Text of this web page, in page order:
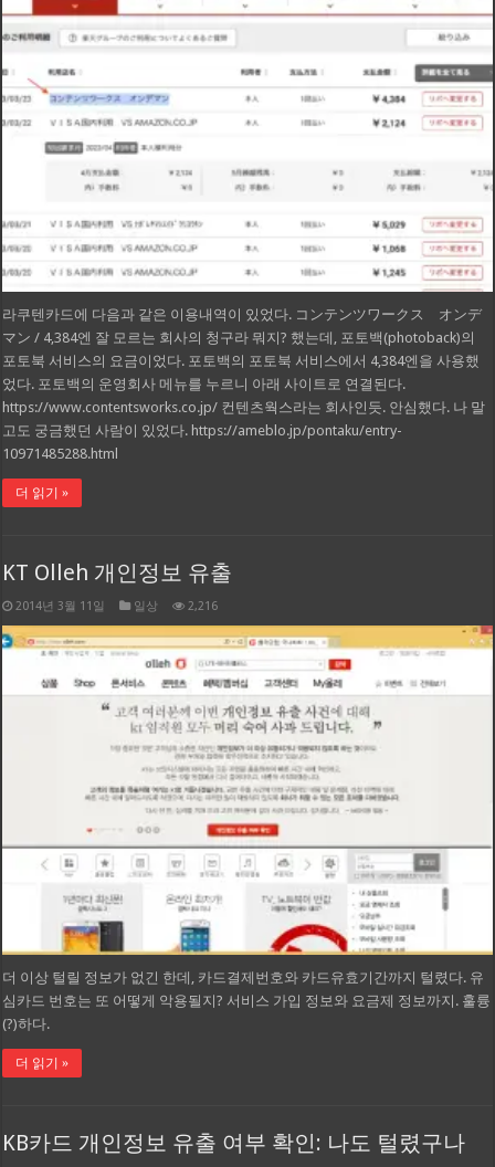
라쿠텐카드에 다음과 같은 이용내역이 있었다. コンテンツワークス オンデ
マン / 4,384엔 잘 모르는 회사의 청구라 뭐지? 했는데, 포토백(photoback)의
포토북 서비스의 요금이었다. 포토백의 포토북 서비스에서 4,384엔을 사용했
었다. 포토백의 운영회사 메뉴를 누르니 아래 사이트로 연결된다.
https://www.contentsworks.co.jp/ 컨텐츠웍스라는 회사인듯. 안심했다. 나 말
고도 궁금했던 사람이 있었다. https://ameblo.jp/pontaku/entry-
10971485288.html
더 읽기 »
KT Olleh 개인정보 유출
2014년 3월 11일 일상 2,216
더 이상 털릴 정보가 없긴 한데, 카드결제번호와 카드유효기간까지 털렸다. 유
심카드 번호는 또 어떻게 악용될지? 서비스 가입 정보와 요금제 정보까지. 훌륭
(?)하다.
더 읽기 »
KB카드 개인정보 유출 여부 확인: 나도 털렸구나